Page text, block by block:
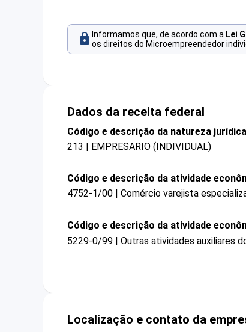
Informamos que, de acordo com a Lei
os direitos do Microempreendedor
Dados da receita federal
Código e descrição da natureza jurídica
213 | EMPRESARIO (INDIVIDUAL)
Código e descrição da atividade
4752-1/00 | Comércio varejista
Código e descrição da atividade
5229-0/99 | Outras atividades auxiliares
Localização e contato da